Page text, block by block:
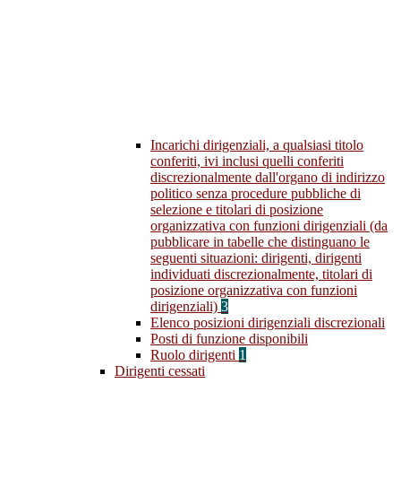
Incarichi dirigenziali, a qualsiasi titolo
conferiti, ivi inclusi quelli conferiti
discrezionalmente dall'organo di indirizzo
politico senza procedure pubbliche di
selezione e titolari di posizione
organizzativa con funzioni dirigenziali (da
pubblicare in tabelle che distinguano le
seguenti situazioni: dirigenti, dirigenti
individuati discrezionalmente, titolari di
posizione organizzativa con funzioni
dirigenziali) 3
Elenco posizioni dirigenziali discrezionali
Posti di funzione disponibili
Ruolo dirigenti 1
Dirigenti cessati